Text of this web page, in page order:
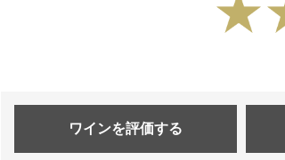
ワインを評価する